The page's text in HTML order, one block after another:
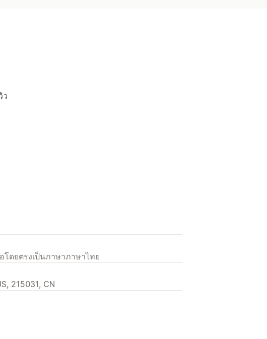
ว
ดยตรงเป็นภาษาภาษาไทย
215031, CN